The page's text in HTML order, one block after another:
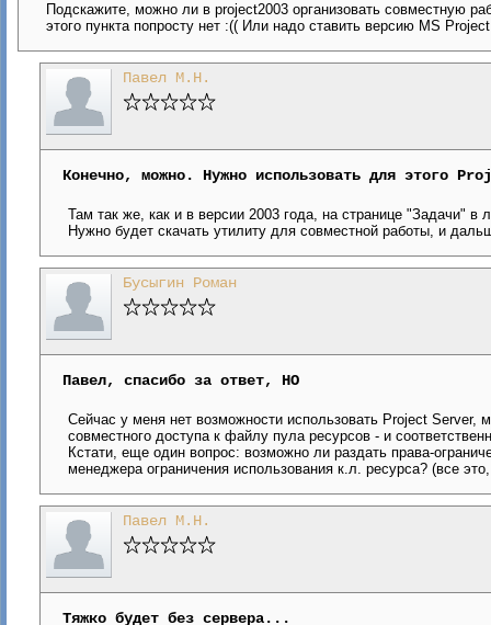
Подскажите, можно ли в project2003 организовать совместную
этого пункта попросту нет :(( Или надо ставить версию MS
Павел М.Н.
Конечно, можно. Нужно использовать для этого
Там так же, как и в версии 2003 года, на странице "Задачи"
Нужно будет скачать утилиту для совместной работы, и
Бусыгин Роман
Павел, спасибо за ответ, НО
Сейчас у меня нет возможности использовать Project Server,
совместного доступа к файлу пула ресурсов - и
Кстати, еще один вопрос: возможно ли раздать права-
менеджера ограничения использования к.л. ресурса? (все
Павел М.Н.
Тяжко будет без сервера...